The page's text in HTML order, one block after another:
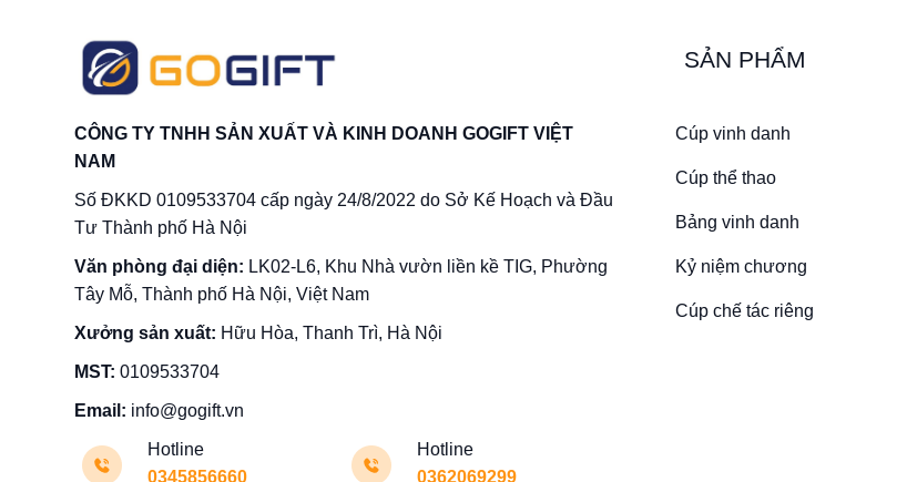
CÔNG TY TNHH SẢN XUẤT VÀ KINH DOANH GOGIFT VIỆT
NAM
Số ĐKKD 0109533704 cấp ngày 24/8/2022 do Sở Kế Hoạch và Đầu
Tư Thành phố Hà Nội
Văn phòng đại diện: LK02-L6, Khu Nhà vườn liền kề TIG, Phường
Tây Mỗ, Thành phố Hà Nội, Việt Nam
Xưởng sản xuất: Hữu Hòa, Thanh Trì, Hà Nội
MST: 0109533704
Email: info@gogift.vn
Hotline
0345856660
Hotline
0362069299
SẢN PHẨM
Cúp vinh danh
Cúp thể thao
Bảng vinh danh
Kỷ niệm chương
Cúp chế tác riêng